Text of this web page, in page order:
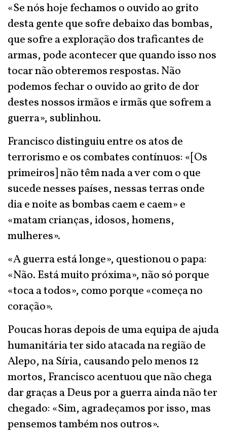
«Se nós hoje fechamos o ouvido ao grito
desta gente que sofre debaixo das bombas,
que sofre a exploração dos traficantes de
armas, pode acontecer que quando isso nos
tocar não obteremos respostas. Não
podemos fechar o ouvido ao grito de dor
destes nossos irmãos e irmãs que sofrem a
guerra», sublinhou.
Francisco distinguiu entre os atos de
terrorismo e os combates contínuos: «[Os
primeiros] não têm nada a ver com o que
sucede nesses países, nessas terras onde
dia e noite as bombas caem e caem» e
«matam crianças, idosos, homens,
mulheres».
«A guerra está longe», questionou o papa:
«Não. Está muito próxima», não só porque
«toca a todos», como porque «começa no
coração».
Poucas horas depois de uma equipa de ajuda
humanitária ter sido atacada na região de
Alepo, na Síria, causando pelo menos 12
mortos, Francisco acentuou que não chega
dar graças a Deus por a guerra ainda não ter
chegado: «Sim, agradeçamos por isso, mas
pensemos também nos outros».